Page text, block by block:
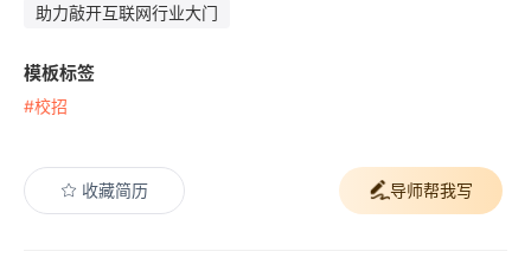
助力敲开互联网行业大门
模板标签
#校招
收藏简历 导师帮我写